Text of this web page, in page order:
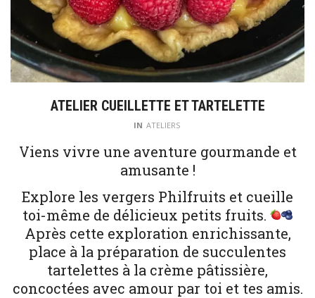
ATELIER CUEILLETTE ET TARTELETTE
IN ATELIERS
Viens vivre une aventure gourmande et
amusante !
Explore les vergers Philfruits et cueille
toi-même de délicieux petits fruits.
Après cette exploration enrichissante,
place à la préparation de succulentes
tartelettes à la crème pâtissière,
concoctées avec amour par toi et tes amis.